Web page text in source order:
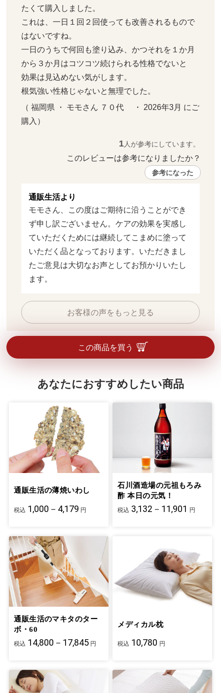
たくて購入しました。
これは、一日１回２回使っても改善されるもので
はないですね。
一日のうちで何回も塗り込み、かつそれを１か月
から３か月はコツコツ続けられる性格でないと
効果は見込めない気がします。
根気強い性格じゃないと無理でした。
（ 福岡県 ・ モモさん ７０代     ・ 2026年3月 にご
購入）
1人が参考にしています。
このレビューは参考になりましたか？
参考になった
通販生活より
モモさん、この度はご期待に沿うことができ
ず申し訳ございません。ケアの効果を実感し
ていただくためには継続してこまめに塗って
いただく品となっております。いただきまし
たご意見は大切なお声としてお預かりいたし
ます。
お客様の声をもっと見る
この商品を買う
あなたにおすすめしたい商品
通販生活の薄焼いわし
税込 1,000－4,179 円
石川酒造場の元祖もろみ
酢 本日の元気！
税込 3,132－11,901 円
通販生活のマキタのター
ボ・60
税込 14,800－17,845 円
メディカル枕
税込 10,780 円